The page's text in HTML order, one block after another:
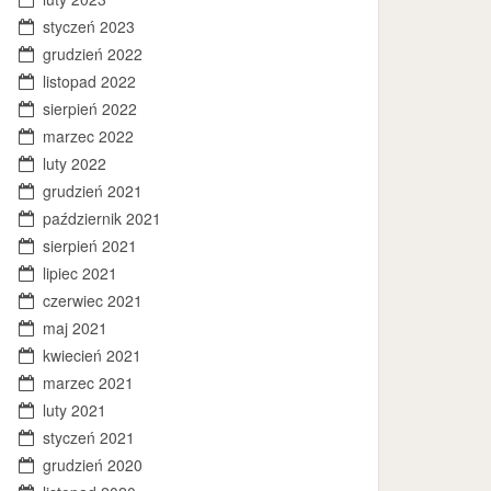
styczeń 2023
grudzień 2022
listopad 2022
sierpień 2022
marzec 2022
luty 2022
grudzień 2021
październik 2021
sierpień 2021
lipiec 2021
czerwiec 2021
maj 2021
kwiecień 2021
marzec 2021
luty 2021
styczeń 2021
grudzień 2020